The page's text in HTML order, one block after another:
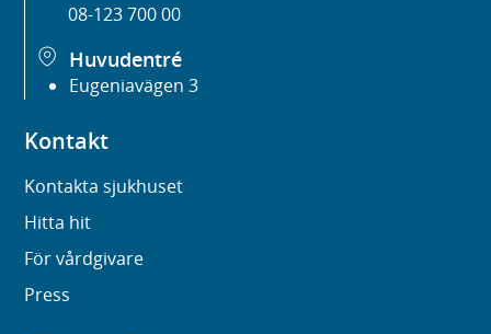
08-123 700 00
Huvudentré
Eugeniavägen 3
Kontakt
Kontakta sjukhuset
Hitta hit
För vårdgivare
Press